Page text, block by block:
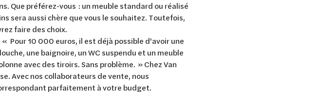
Que préférez-vous : un meuble standard ou réalisé
sera aussi chère que vous le souhaitez. Toutefois,
faire des choix.
Pour 10 000 euros, il est déjà possible d'avoir une
une baignoire, un WC suspendu et un meuble
avec des tiroirs. Sans problème. » Chez Van
Avec nos collaborateurs de vente, nous
parfaitement à votre budget.